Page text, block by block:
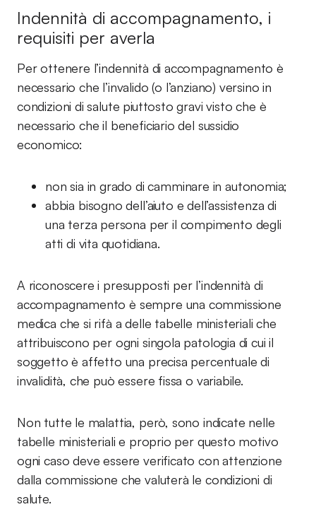
Indennità di accompagnamento, i
requisiti per averla
Per ottenere l’indennità di accompagnamento è
necessario che l’invalido (o l’anziano) versino in
condizioni di salute piuttosto gravi visto che è
necessario che il beneficiario del sussidio
economico:
non sia in grado di camminare in autonomia;
abbia bisogno dell’aiuto e dell’assistenza di
una terza persona per il compimento degli
atti di vita quotidiana.
A riconoscere i presupposti per l’indennità di
accompagnamento è sempre una commissione
medica che si rifà a delle tabelle ministeriali che
attribuiscono per ogni singola patologia di cui il
soggetto è affetto una precisa percentuale di
invalidità, che può essere fissa o variabile.
Non tutte le malattia, però, sono indicate nelle
tabelle ministeriali e proprio per questo motivo
ogni caso deve essere verificato con attenzione
dalla commissione che valuterà le condizioni di
salute.